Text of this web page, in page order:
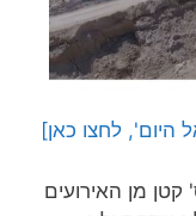
לחצו כאן]
קטן מן האירועים